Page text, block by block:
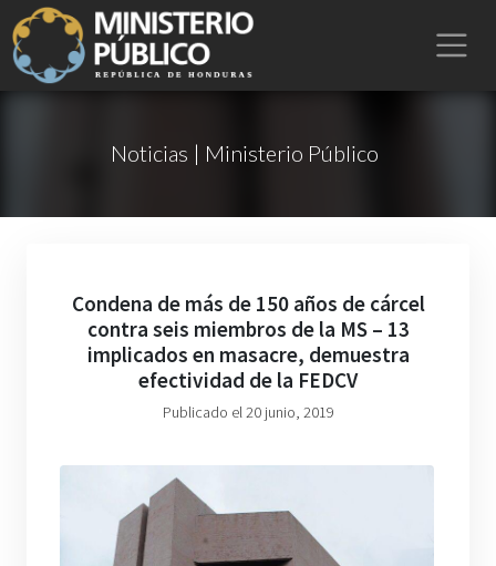
Noticias | Ministerio Público
Condena de más de 150 años de cárcel
contra seis miembros de la MS – 13
implicados en masacre, demuestra
efectividad de la FEDCV
Publicado el 20 junio, 2019